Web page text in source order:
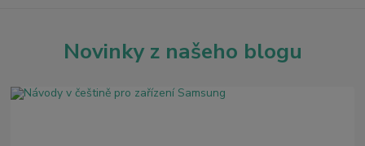
Novinky z našeho blogu